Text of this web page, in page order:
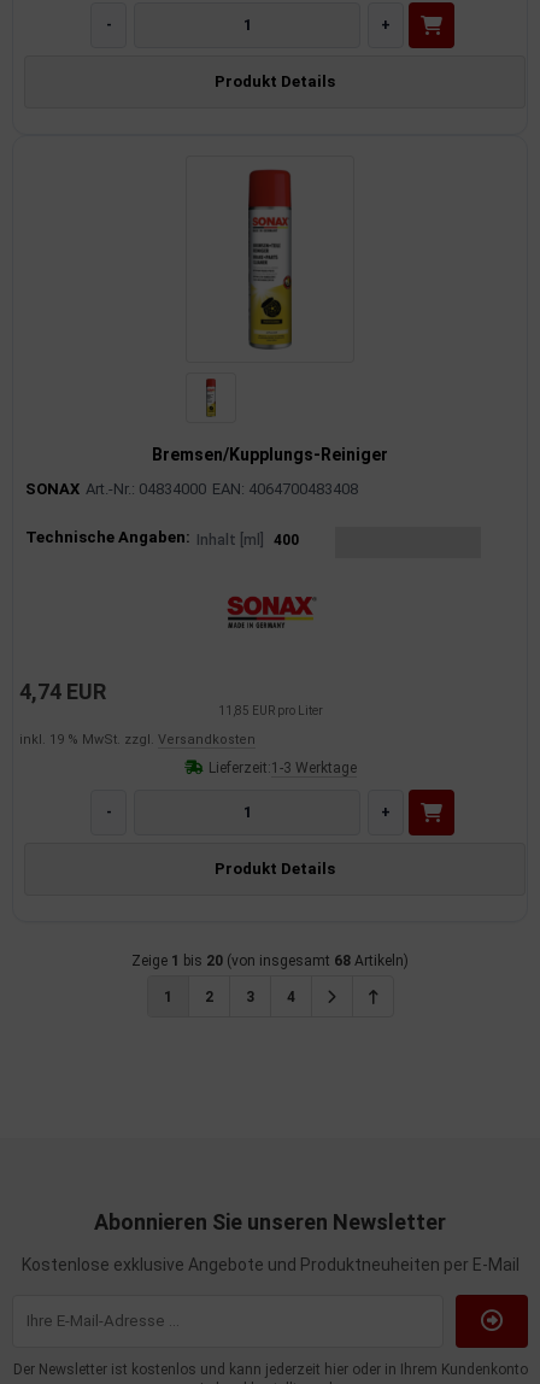
- +
Produkt Details
Bremsen/Kupplungs-Reiniger
SONAX Art.-Nr.: 04834000 EAN: 4064700483408
Produktinformationen
Technische Angaben: Inhalt [ml] 400
4,74 EUR
11,85 EUR pro Liter
inkl. 19 % MwSt. zzgl. Versandkosten
Lieferzeit:1-3 Werktage
- +
Produkt Details
Zeige 1 bis 20 (von insgesamt 68 Artikeln)
1 2 3 4
Abonnieren Sie unseren Newsletter
Kostenlose exklusive Angebote und Produktneuheiten per E-Mail
Der Newsletter ist kostenlos und kann jederzeit hier oder in Ihrem Kundenkonto